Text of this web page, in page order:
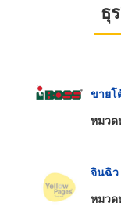
ธุ
ขายโ
หมวด
จินฉิว
หมวด